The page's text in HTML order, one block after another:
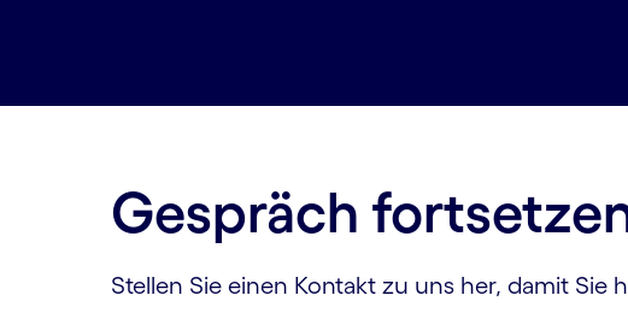
Gespräch
Stellen Sie einen Kontakt zu uns her, damit